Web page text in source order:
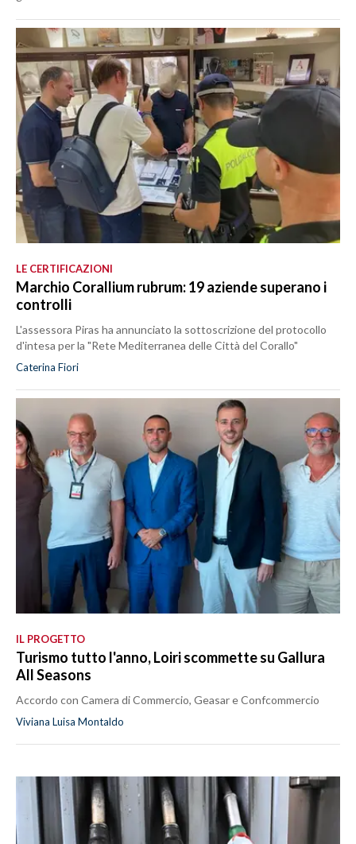
LE CERTIFICAZIONI
Marchio Corallium rubrum: 19 aziende superano i
controlli
L'assessora Piras ha annunciato la sottoscrizione del protocollo
d'intesa per la "Rete Mediterranea delle Città del Corallo"
Caterina Fiori
IL PROGETTO
Turismo tutto l'anno, Loiri scommette su Gallura
All Seasons
Accordo con Camera di Commercio, Geasar e Confcommercio
Viviana Luisa Montaldo